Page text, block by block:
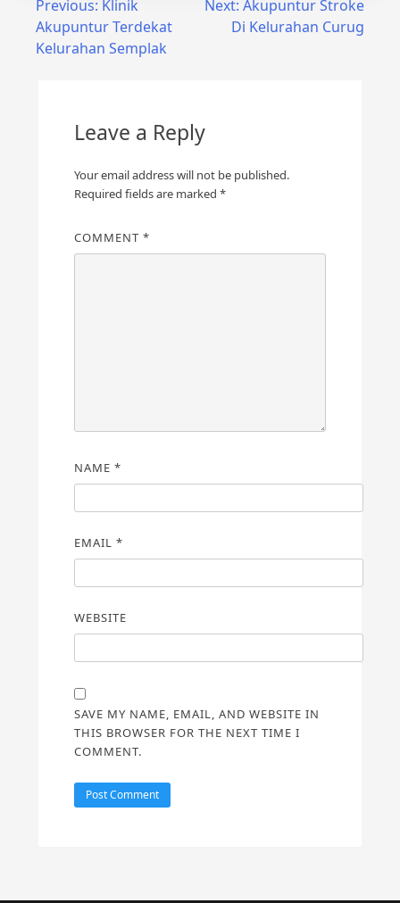
Post
navigation
Previous: Klinik
Akupuntur Terdekat
Kelurahan Semplak
Next: Akupuntur Stroke
Di Kelurahan Curug
Leave a Reply
Your email address will not be published.
Required fields are marked *
COMMENT *
NAME *
EMAIL *
WEBSITE
SAVE MY NAME, EMAIL, AND WEBSITE IN
THIS BROWSER FOR THE NEXT TIME I
COMMENT.